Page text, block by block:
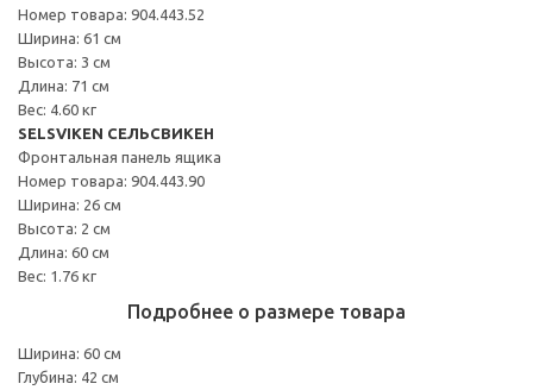
Номер товара: 904.443.52
Ширина: 61 см
Высота: 3 см
Длина: 71 см
Вес: 4.60 кг
SELSVIKEN СЕЛЬСВИКЕН
Фронтальная панель ящика
Номер товара: 904.443.90
Ширина: 26 см
Высота: 2 см
Длина: 60 см
Вес: 1.76 кг
Подробнее о размере товара
Ширина: 60 см
Глубина: 42 см